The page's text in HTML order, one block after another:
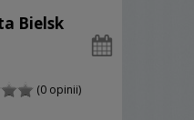
Bielsk
(0 opinii)